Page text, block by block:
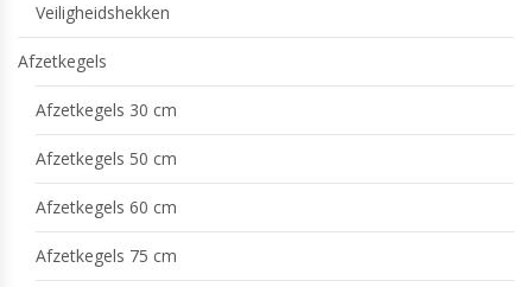
Veiligheidshekken
Afzetkegels
Afzetkegels 30 cm
Afzetkegels 50 cm
Afzetkegels 60 cm
Afzetkegels 75 cm